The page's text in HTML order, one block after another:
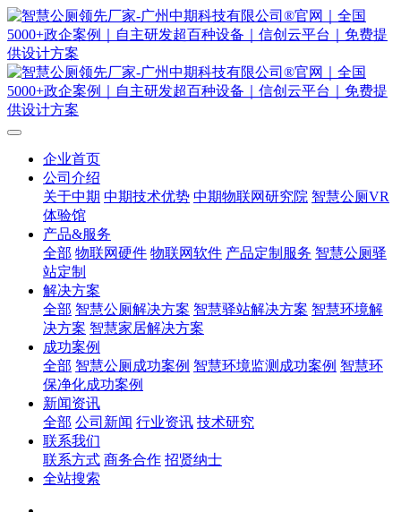
企业首页
公司介绍
关于中期 中期技术优势 中期物联网研究院 智慧公厕VR
体验馆
产品&服务
全部 物联网硬件 物联网软件 产品定制服务 智慧公厕驿
站定制
解决方案
全部 智慧公厕解决方案 智慧驿站解决方案 智慧环境解
决方案 智慧家居解决方案
成功案例
全部 智慧公厕成功案例 智慧环境监测成功案例 智慧环
保净化成功案例
新闻资讯
全部 公司新闻 行业资讯 技术研究
联系我们
联系方式 商务合作 招贤纳士
全站搜索